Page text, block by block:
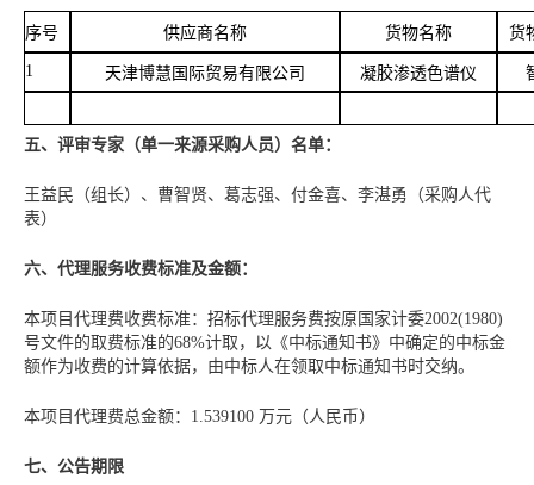
序号 供应商名称 货物名称 货
1 天津博慧国际贸易有限公司 凝胶渗透色谱仪
五、评审专家（单一来源采购人员）名单：
王益民（组长）、曹智贤、葛志强、付金喜、李湛勇（采购人代
表）
六、代理服务收费标准及金额：
本项目代理费收费标准：招标代理服务费按原国家计委2002(1980)
号文件的取费标准的68%计取，以《中标通知书》中确定的中标金
额作为收费的计算依据，由中标人在领取中标通知书时交纳。
本项目代理费总金额：1.539100 万元（人民币）
七、公告期限